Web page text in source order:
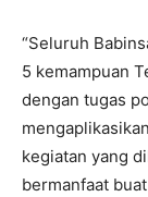
“Seluruh
5 kemampuan
dengan tugas
kegiatan yang
bermanfaat